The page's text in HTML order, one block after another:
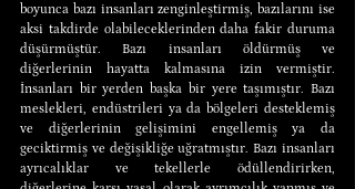
boyunca bazı insanları zenginleştirmiş, bazılarını ise
aksi takdirde olabileceklerinden daha fakir duruma
düşürmüştür. Bazı insanları öldürmüş ve
diğerlerinin hayatta kalmasına izin vermiştir.
İnsanları bir yerden başka bir yere taşımıştır. Bazı
meslekleri, endüstrileri ya da bölgeleri desteklemiş
ve diğerlerinin gelişimini engellemiş ya da
geciktirmiş ve değişikliğe uğratmıştır. Bazı insanları
ayrıcalıklar ve tekellerle ödüllendirirken,